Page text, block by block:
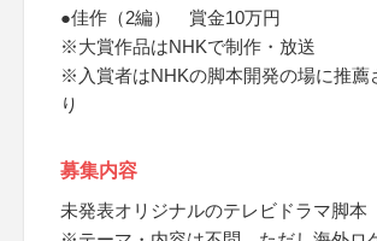
●佳作（2編） 賞金10万円
※大賞作品はNHKで制作・放送
※入賞者はNHKの脚本開発の場に推薦
り
募集内容
未発表オリジナルのテレビドラマ脚本